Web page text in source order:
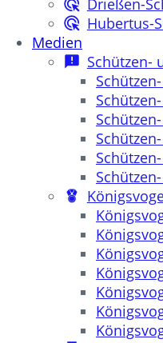
Drießen-
Hubertus-
Medien
Schützen-